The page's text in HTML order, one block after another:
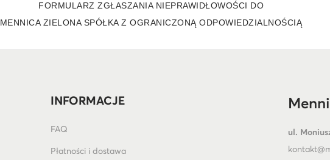
FORMULARZ ZGŁASZANIA NIEPRAWIDŁOWOŚCI DO
MENNICA ZIELONA SPÓŁKA Z OGRANICZONĄ ODPOWIEDZIALNOŚCIĄ
INFORMACJE
FAQ
Płatności i dostawa
ul.